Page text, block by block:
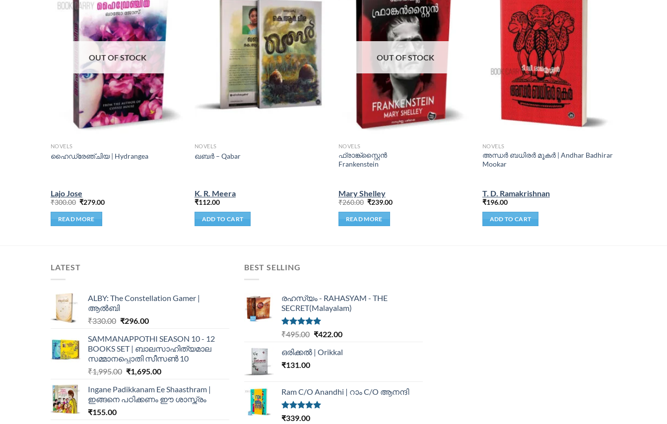
OUT OF STOCK
NOVELS
ഹൈഡ്രേഞ്ചിയ | Hydrangea
Lajo Jose
₹300.00 ₹279.00
READ MORE
NOVELS
ഖബർ – Qabar
K. R. Meera
₹112.00
ADD TO CART
OUT OF STOCK
NOVELS
ഫ്രാങ്ക്സ്റ്റൈൻ
Frankenstein
Mary Shelley
₹260.00 ₹239.00
READ MORE
NOVELS
അന്ധര്‍ ബധിരര്‍ മൂകര്‍ | Andhar Badhirar
Mookar
T. D. Ramakrishnan
₹196.00
ADD TO CART
LATEST
ALBY: The Constellation Gamer |
ആൽബി
₹330.00 ₹296.00
SAMMANAPPOTHI SEASON 10 - 12
BOOKS SET | ബാലസാഹിത്യമാല
സമ്മാനപ്പൊതി സീസൺ 10
₹1,995.00 ₹1,695.00
Ingane Padikkanam Ee Shaasthram |
ഇങ്ങനെ പഠിക്കണം ഈ ശാസ്ത്രം
₹155.00
BEST SELLING
രഹസ്യം - RAHASYAM - THE
SECRET(Malayalam)
Rated5.00
₹495.00 ₹422.00
ഒരിക്കൽ | Orikkal
₹131.00
Ram C/O Anandhi | റാം C/O ആനന്ദി
Rated5.00
₹339.00